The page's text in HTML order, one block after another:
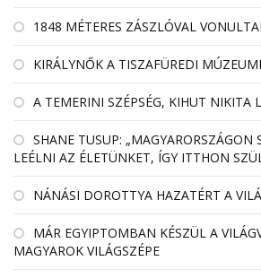
1848 MÉTERES ZÁSZLÓVAL
KIRÁLYNŐK A TISZAFÜREDI
A TEMERINI SZÉPSÉG, KIHUT NIKITA
SHANE TUSUP: „MAGYARORSZÁGON
LEÉLNI AZ ÉLETÜNKET, ÍGY ITTHON
NÁNÁSI DOROTTYA HAZATÉRT A
MÁR EGYIPTOMBAN KÉSZÜL A
MAGYAROK VILÁGSZÉPE